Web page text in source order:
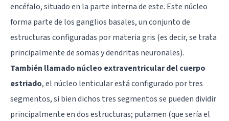
encéfalo, situado en la parte interna de este. Este núcleo
forma parte de los ganglios basales, un conjunto de
estructuras configuradas pormateria gris (es decir, se trata
principalmente de somas y dendritas neuronales).
También llamado núcleo extraventricular del cuerpo
estriado, el núcleo lenticular está configurado por tres
segmentos, si bien dichos tres segmentos se pueden dividir
principalmente en dos estructuras; putamen (que sería el